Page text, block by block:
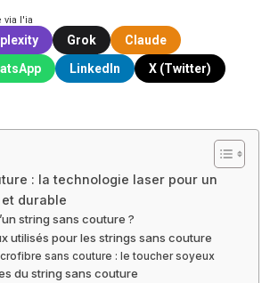
via l'ia
Grok
Claude
LinkedIn
X (Twitter)
: la technologie laser pour un
durable
string sans couture ?
utilisés pour les strings sans couture
sans couture : le toucher soyeux
du string sans couture